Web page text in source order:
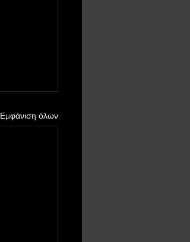
Εμφάνιση όλων